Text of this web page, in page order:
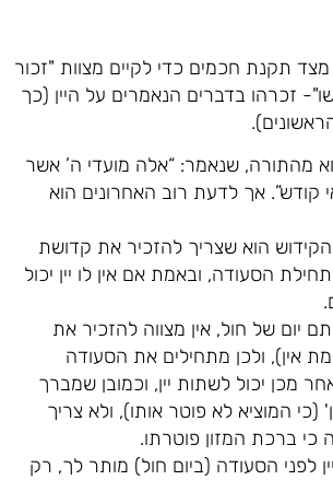
תקנת חכמים כדי לקיים מצוות "זכור
זכרהו בדברים הנאמרים על היין (כך
מהתורה, שנאמר: “אלה מועדי ה’ אשר
קודש”. אך לדעת רוב האחרונים הוא
הוא שצריך להזכיר את קדושת
הסעודה, ובאמת אם אין לו יין יכול
יום של חול, אין מצווה להזכיר את
אין), ולכן מתחילים את הסעודה
מכן יכול לשתות יין, וכמובן שמברך
(כי המוציא לא פוטר אותו), ולא צריך
ברכת המזון פוטרתו.
לפני הסעודה (ביום חול) מותר לך, רק